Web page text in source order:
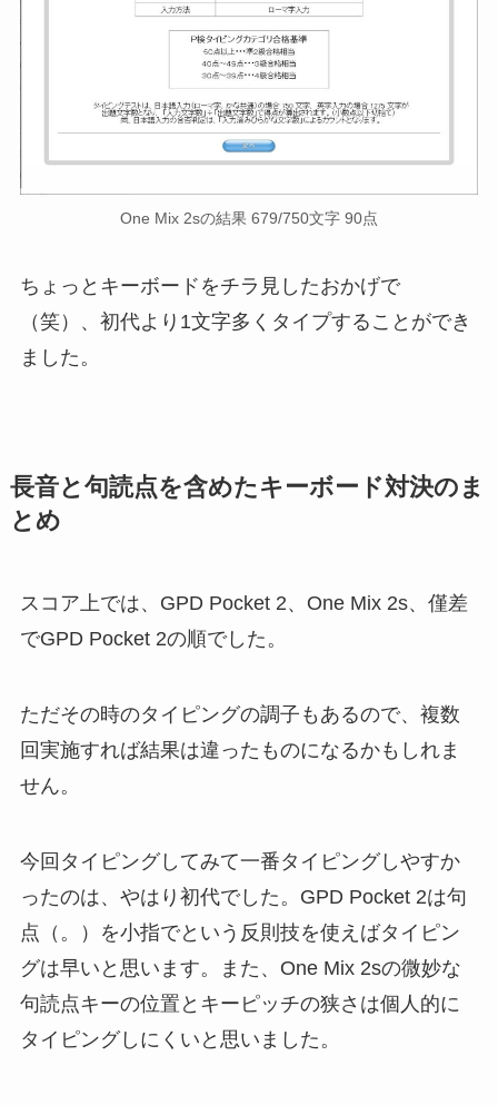
One Mix 2sの結果 679/750文字 90点
ちょっとキーボードをチラ見したおかげで
（笑）、初代より1文字多くタイプすることができ
ました。
長音と句読点を含めたキーボード対決のま
とめ
スコア上では、GPD Pocket 2、One Mix 2s、僅差
でGPD Pocket 2の順でした。
ただその時のタイピングの調子もあるので、複数
回実施すれば結果は違ったものになるかもしれま
せん。
今回タイピングしてみて一番タイピングしやすか
ったのは、やはり初代でした。GPD Pocket 2は句
点（。）を小指でという反則技を使えばタイピン
グは早いと思います。また、One Mix 2sの微妙な
句読点キーの位置とキーピッチの狭さは個人的に
タイピングしにくいと思いました。